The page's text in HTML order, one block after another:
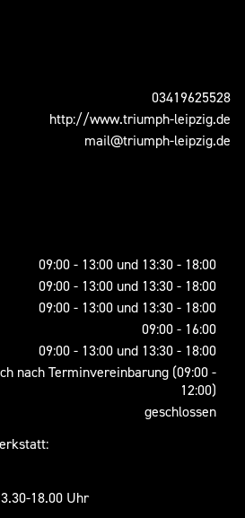
03419625528
http://www.triumph-leipzig.de
mail@triumph-leipzig.de
09:00 - 13:00 und 13:30 - 18:00
09:00 - 13:00 und 13:30 - 18:00
09:00 - 13:00 und 13:30 - 18:00
09:00 - 16:00
09:00 - 13:00 und 13:30 - 18:00
nach Terminvereinbarung (09:00 -
12:00)
geschlossen
18.00 Uhr